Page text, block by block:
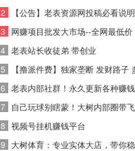
2
【公告】老表资源网投稿必看说明
3 网赚项目批发大市场--全网最低价
4 老表站长收徒弟 带创业
5
【撸派件费】独家垄断 发财路子
6 老表内部社群！永久更新各种赚钱
7 自己玩球别瞎蒙！大树内部圈带飞
8 视频号挂机赚钱平台
9 大树体育：专业实体大店，带你稳